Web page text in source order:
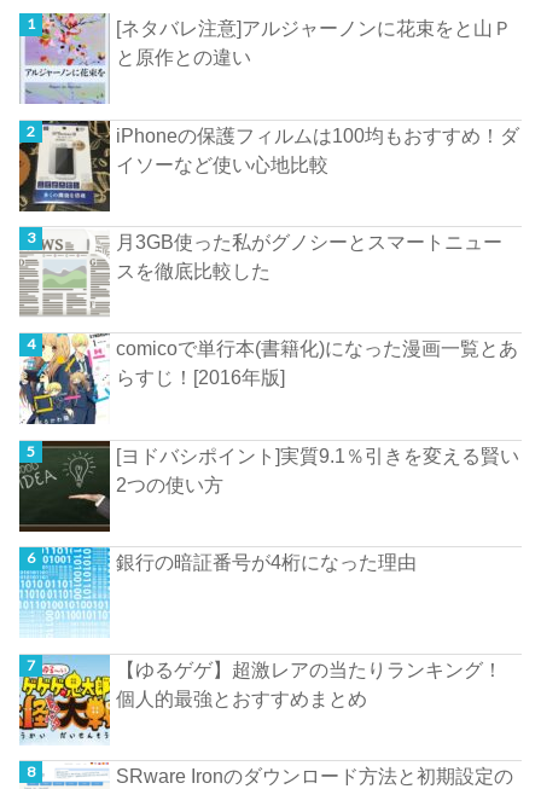
[ネタバレ注意]アルジャーノンに花束をと山Ｐ
と原作との違い
iPhoneの保護フィルムは100均もおすすめ！ダ
イソーなど使い心地比較
月3GB使った私がグノシーとスマートニュー
スを徹底比較した
comicoで単行本(書籍化)になった漫画一覧とあ
らすじ！[2016年版]
[ヨドバシポイント]実質9.1％引きを変える賢い
2つの使い方
銀行の暗証番号が4桁になった理由
【ゆるゲゲ】超激レアの当たりランキング！
個人的最強とおすすめまとめ
SRware Ironのダウンロード方法と初期設定の